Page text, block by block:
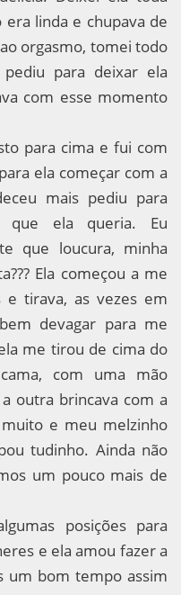
linda e chupava de
orgasmo, tomei todo
para deixar ela
com esse momento
para cima e fui com
ela começar com a
mais pediu para
ela queria. Eu
que loucura, minha
Ela começou a me
e tirava, as vezes em
devagar para me
me tirou de cima do
com uma mão
outra brincava com a
e meu melzinho
tudinho. Ainda não
um pouco mais de
posições para
e ela amou fazer a
um bom tempo assim